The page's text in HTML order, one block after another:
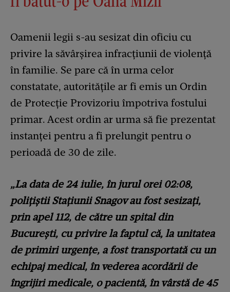
Oamenii legii s-au sesizat din oficiu cu
privire la săvârşirea infracţiunii de violenţă
în familie. Se pare că în urma celor
constatate, autoritățile ar fi emis un Ordin
de Protecție Provizoriu împotriva fostului
primar. Acest ordin ar urma să fie prezentat
instanței pentru a fi prelungit pentru o
perioadă de 30 de zile.
„La data de 24 iulie, în jurul orei 02:08,
polițiștii Stațiunii Snagov au fost sesizați,
prin apel 112, de către un spital din
București, cu privire la faptul că, la unitatea
de primiri urgențe, a fost transportată cu un
echipaj medical, în vederea acordării de
îngrijiri medicale, o pacientă, în vârstă de 45